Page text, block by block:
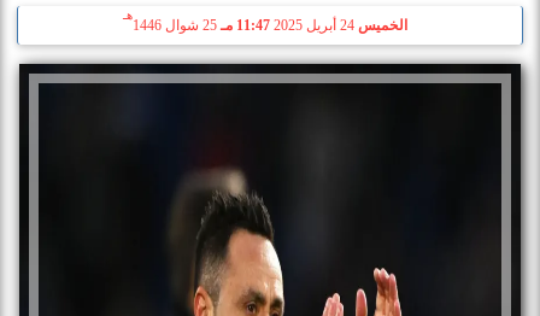
الخميس 11:47 مـ 25 شوال 1446
هـ